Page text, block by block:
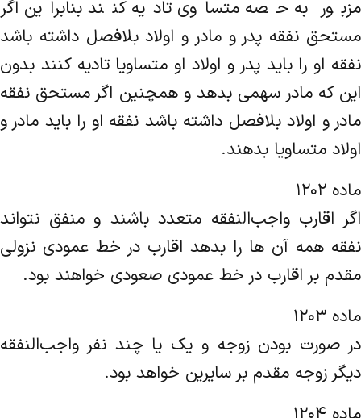
مزبور به حصه متساوی تادیه کنند بنابراین اگر
مستحق نفقه پدر و مادر و اولاد بلافصل داشته باشد
نفقه او را باید پدر و ‌اولاد او متساویا تادیه کنند بدون
این که مادر سهمی بدهد و همچنین اگر مستحق نفقه
مادر و اولاد بلافصل داشته باشد نفقه او را باید مادر و
اولاد ‌متساویا بدهند.
ماده ۱۲۰۲
اگر اقارب واجب‌النفقه متعدد باشند و منفق نتواند
نفقه همه آن ها را بدهد اقارب در خط عمودی نزولی
مقدم بر اقارب در خط عمودی‌ صعودی خواهند بود.
ماده ۱۲۰۳
در صورت بودن زوجه و یک یا چند نفر واجب‌النفقه
دیگر زوجه مقدم بر سایرین خواهد بود.